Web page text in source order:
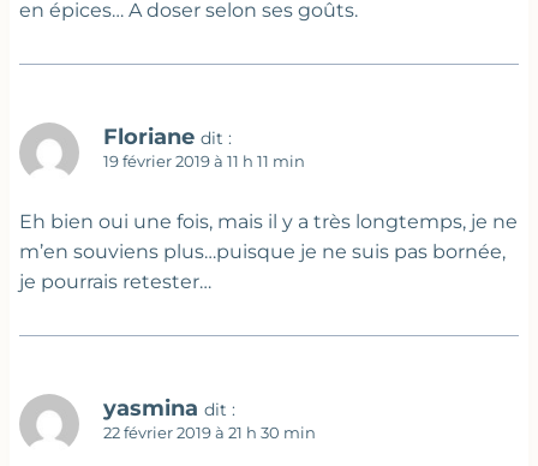
en épices… A doser selon ses goûts.
Floriane dit :
19 février 2019 à 11 h 11 min
Eh bien oui une fois, mais il y a très longtemps, je ne
m’en souviens plus…puisque je ne suis pas bornée,
je pourrais retester…
yasmina dit :
22 février 2019 à 21 h 30 min